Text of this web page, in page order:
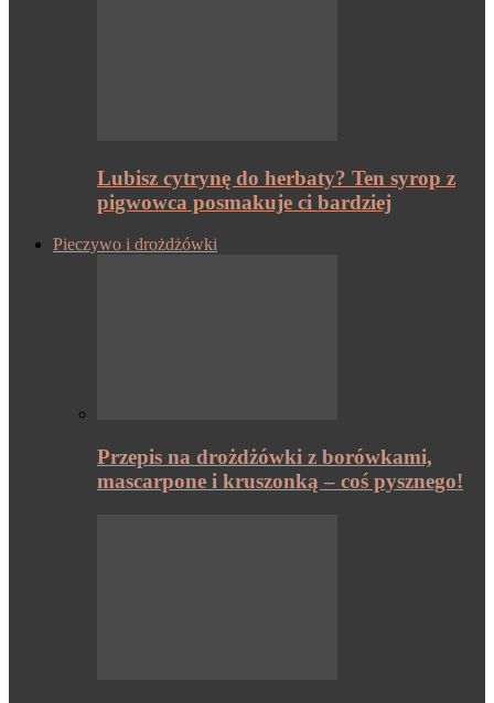
Lubisz cytrynę do herbaty? Ten syrop z
pigwowca posmakuje ci bardziej
Pieczywo i drożdżówki
Przepis na drożdżówki z borówkami,
mascarpone i kruszonką – coś pysznego!